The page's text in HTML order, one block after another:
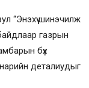
“Энэхүү шинэчилж
газрын
бүх
деталиудыг